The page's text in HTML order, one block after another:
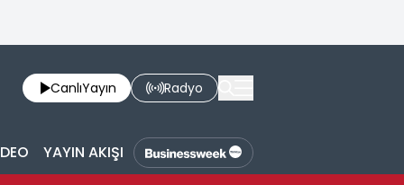
CanlıYayın Radyo
YAYIN AKIŞI